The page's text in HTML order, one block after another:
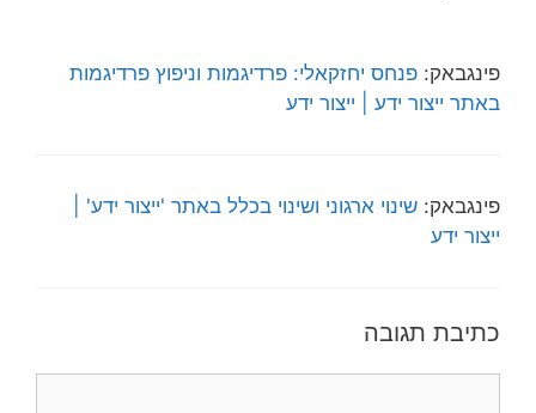
פינגבאק: פנחס יחזקאלי: פרדיגמות וניפוץ פרדיגמות
באתר ייצור ידע | ייצור ידע
פינגבאק: שינוי ארגוני ושינוי בכלל באתר 'ייצור ידע' |
ייצור ידע
כתיבת תגובה